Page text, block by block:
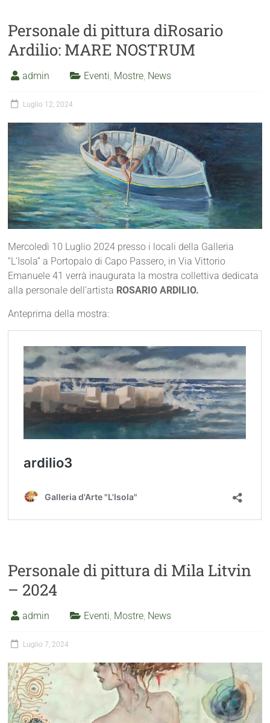
Personale di pittura diRosario
Ardilio: MARE NOSTRUM
admin Eventi, Mostre, News
Luglio 12, 2024
Mercoledì 10 Luglio 2024 presso i locali della Galleria
“L’Isola” a Portopalo di Capo Passero, in Via Vittorio
Emanuele 41 verrà inaugurata la mostra collettiva dedicata
alla personale dell’artista ROSARIO ARDILIO.
Anteprima della mostra:
Personale di pittura di Mila Litvin
– 2024
admin Eventi Mostre News
Luglio 7, 2024